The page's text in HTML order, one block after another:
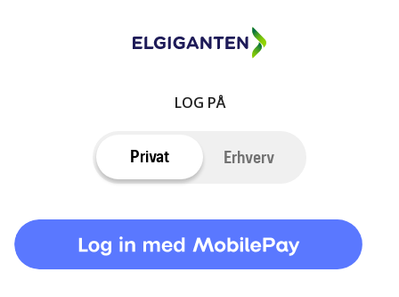
LOG PÅ
Privat Erhverv